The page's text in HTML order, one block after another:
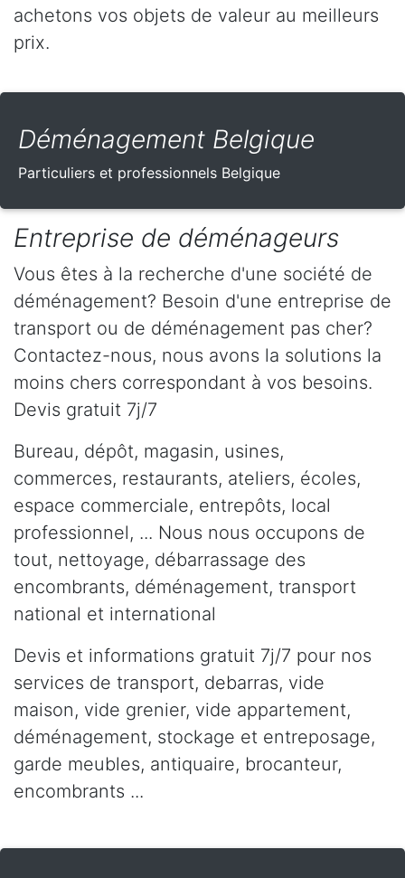
achetons vos objets de valeur au meilleurs
prix.
Déménagement Belgique
Particuliers et professionnels Belgique
Entreprise de déménageurs
Vous êtes à la recherche d'une société de
déménagement? Besoin d'une entreprise de
transport ou de déménagement pas cher?
Contactez-nous, nous avons la solutions la
moins chers correspondant à vos besoins.
Devis gratuit 7j/7
Bureau, dépôt, magasin, usines,
commerces, restaurants, ateliers, écoles,
espace commerciale, entrepôts, local
professionnel, ... Nous nous occupons de
tout, nettoyage, débarrassage des
encombrants, déménagement, transport
national et international
Devis et informations gratuit 7j/7 pour nos
services de transport, debarras, vide
maison, vide grenier, vide appartement,
déménagement, stockage et entreposage,
garde meubles, antiquaire, brocanteur,
encombrants ...